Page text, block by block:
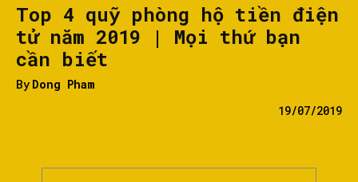
Top 4 quỹ phòng hộ tiền điện
tử năm 2019 | Mọi thứ bạn
cần biết
By Dong Pham
19/07/2019